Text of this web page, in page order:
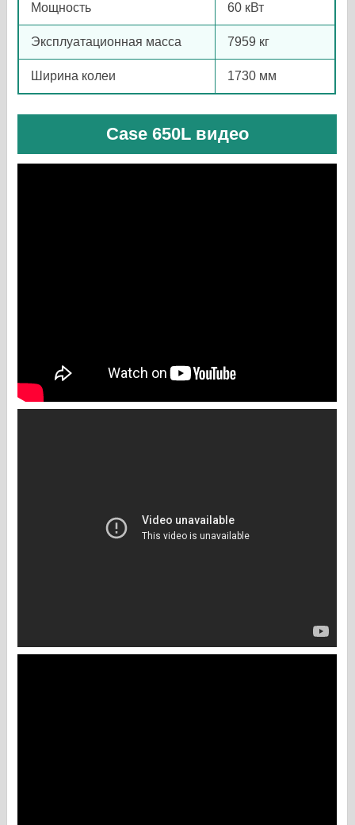
Мощность 60 кВт
Эксплуатационная масса 7959 кг
Ширина колеи 1730 мм
Case 650L видео